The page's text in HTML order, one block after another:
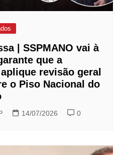
| SSPMANO vai à
que a
revisão geral
o Piso Nacional do
14/07/2026 0